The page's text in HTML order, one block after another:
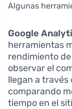
Algunas
Google
herramientas
rendimiento
observar el
llegan a través
comparando
tiempo en el